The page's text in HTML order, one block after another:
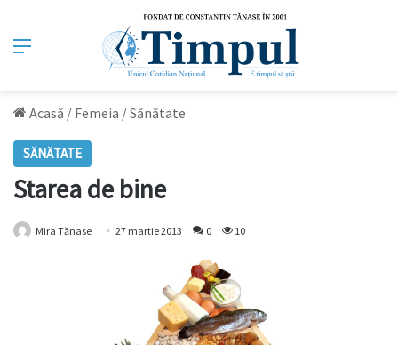
Meniu
Acasă / Femeia /Sănătate
SĂNĂTATE
Starea de bine
Mira Tănase 27 martie 2013 0 10